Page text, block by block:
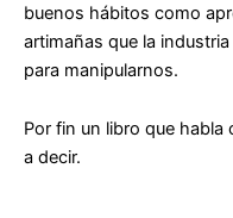
buenos hábitos como
artimañas que la
para manipularnos.
Por fin un libro que habla
a decir.